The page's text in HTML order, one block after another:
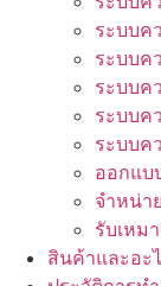
ระบบค
ระบบค
ระบบค
ระบบค
ระบบค
ออกแบ
จำหน่า
รับเหม
สินค้าและอะ